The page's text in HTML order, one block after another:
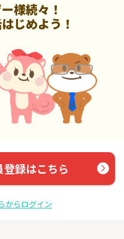
様続々！
じめよう！
録はこちら
からログイン